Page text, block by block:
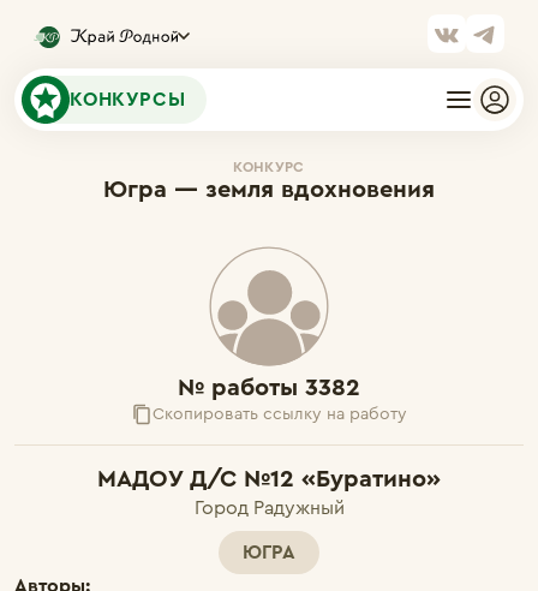
КОНКУРСЫ
КОНКУРС
Югра — земля вдохновения
№ работы 3382
Скопировать ссылку на работу
МАДОУ Д/С №12 «Буратино»
Город Радужный
ЮГРА
Авторы: